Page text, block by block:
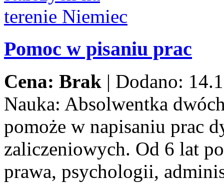
Pomoc w pisaniu prac
Cena: Brak | Dodano:
Nauka: Absolwentka
pomoże w napisaniu prac
zaliczeniowych. Od 6 lat
prawa, psychologii,